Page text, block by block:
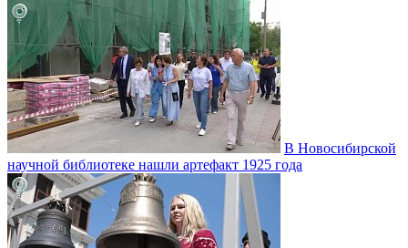
В Новосибирской
научной библиотеке нашли артефакт 1925 года